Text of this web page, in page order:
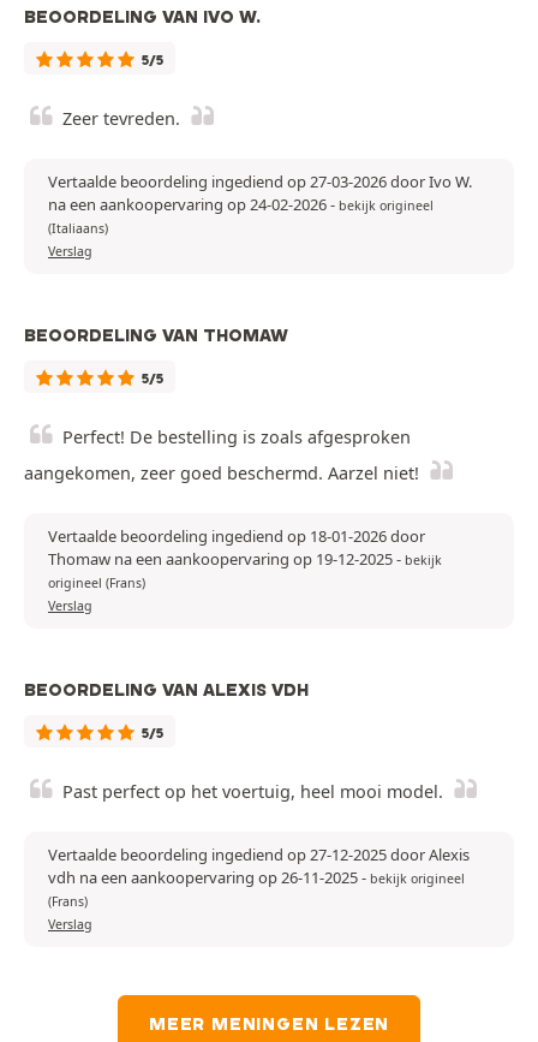
BEOORDELING VAN IVO W.
5/5
Zeer tevreden.
Vertaalde beoordeling ingediend op 27-03-2026 door Ivo W.
na een aankoopervaring op 24-02-2026- bekijk origineel
(Italiaans)
Verslag
BEOORDELING VAN THOMAW
5/5
Perfect! De bestelling is zoals afgesproken
aangekomen, zeer goed beschermd. Aarzel niet!
Vertaalde beoordeling ingediend op 18-01-2026 door
Thomaw na een aankoopervaring op 19-12-2025- bekijk
origineel (Frans)
Verslag
BEOORDELING VAN ALEXIS VDH
5/5
Past perfect op het voertuig, heel mooi model.
Vertaalde beoordeling ingediend op 27-12-2025 door Alexis
vdh na een aankoopervaring op 26-11-2025- bekijk origineel
(Frans)
Verslag
MEER MENINGEN LEZEN